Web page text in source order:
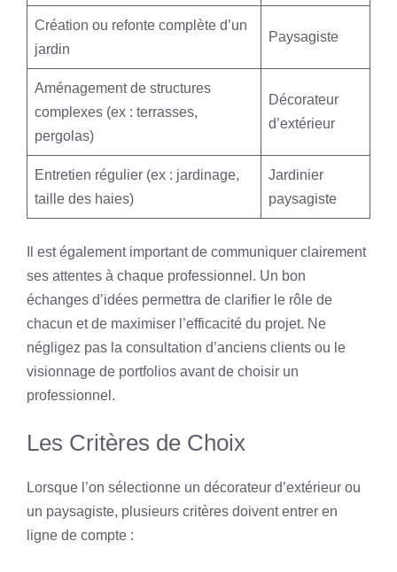
Création ou refonte complète d’un
jardin
Paysagiste
Aménagement de structures
complexes (ex : terrasses,
pergolas)
Décorateur
d’extérieur
Entretien régulier (ex : jardinage,
taille des haies)
Jardinier
paysagiste
Il est également important de communiquer clairement
ses attentes à chaque professionnel. Un bon
échanges d’idées permettra de clarifier le rôle de
chacun et de maximiser l’efficacité du projet. Ne
négligez pas la consultation d’anciens clients ou le
visionnage de portfolios avant de choisir un
professionnel.
Les Critères de Choix
Lorsque l’on sélectionne un décorateur d’extérieur ou
un paysagiste, plusieurs critères doivent entrer en
ligne de compte :